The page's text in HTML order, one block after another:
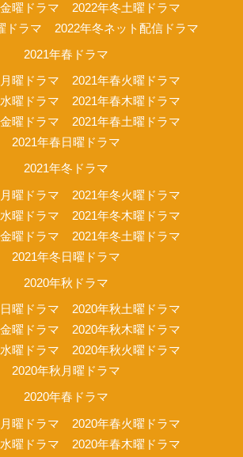
曜ドラマ
2022年冬土曜ドラマ
ドラマ
2022年冬ネット配信ドラマ
2021年春ドラマ
曜ドラマ
2021年春火曜ドラマ
曜ドラマ
2021年春木曜ドラマ
曜ドラマ
2021年春土曜ドラマ
2021年春日曜ドラマ
2021年冬ドラマ
曜ドラマ
2021年冬火曜ドラマ
曜ドラマ
2021年冬木曜ドラマ
曜ドラマ
2021年冬土曜ドラマ
2021年冬日曜ドラマ
2020年秋ドラマ
曜ドラマ
2020年秋土曜ドラマ
曜ドラマ
2020年秋木曜ドラマ
曜ドラマ
2020年秋火曜ドラマ
2020年秋月曜ドラマ
2020年春ドラマ
曜ドラマ
2020年春火曜ドラマ
曜ドラマ
2020年春木曜ドラマ